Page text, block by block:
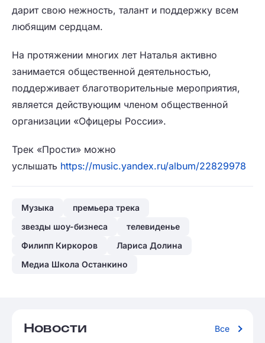
дарит свою нежность, талант и поддержку всем
любящим сердцам.
На протяжении многих лет Наталья активно
занимается общественной деятельностью,
поддерживает благотворительные мероприятия,
является действующим членом общественной
организации «Офицеры России».
Трек «Прости» можно
услышать https://music.yandex.ru/album/22829978
Музыка
премьера трека
звезды шоу-бизнеса
телевиденье
Филипп Киркоров
Лариса Долина
Медиа Школа Останкино
Новости Все